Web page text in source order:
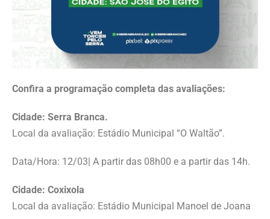
Confira a programação completa das avaliações:
Cidade: Serra Branca.
Local da avaliação: Estádio Municipal “O Waltão”.
Data/Hora: 12/03| A partir das 08h00 e a partir das 14h.
Cidade: Coxixola
Local da avaliação: Estádio Municipal Manoel de Joana